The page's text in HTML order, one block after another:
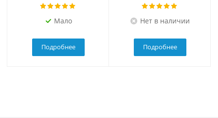
Мало
Подробнее
Нет в наличии
Подробнее